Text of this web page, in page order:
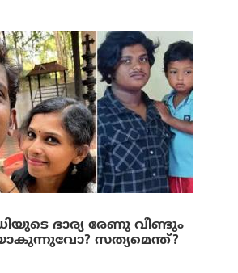
ഭാര്യ രേണു വീണ്ടും
സത്യമെന്ത്?